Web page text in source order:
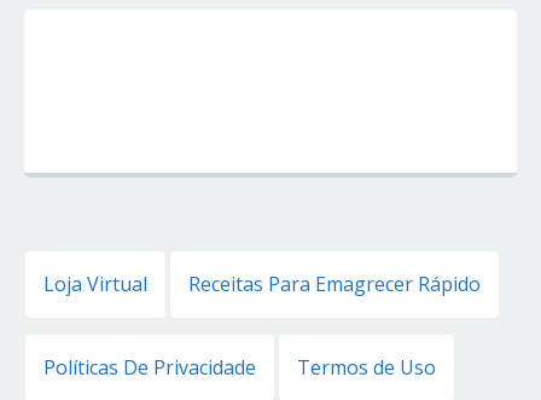
Loja Virtual Receitas Para Emagrecer Rápido
Políticas De Privacidade Termos de Uso